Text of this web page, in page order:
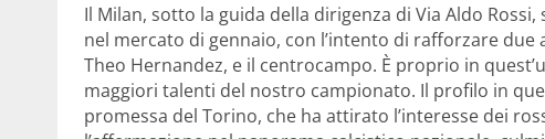
Il Milan, sotto la guida della dirigenza di Via Aldo
nel mercato di gennaio, con l’intento di rafforzare due
Theo Hernandez, e il centrocampo. È proprio in
maggiori talenti del nostro campionato. Il profilo in
promessa del Torino, che ha attirato l’interesse dei